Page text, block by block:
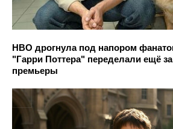
HBO дрогнула под напором
"Гарри Поттера" переделали ещё
премьеры